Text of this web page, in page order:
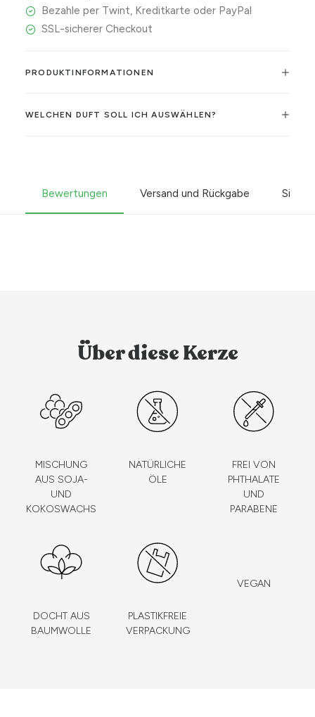
Bezahle per Twint, Kreditkarte oder PayPal
SSL-sicherer Checkout
PRODUKTINFORMATIONEN
WELCHEN DUFT SOLL ICH AUSWÄHLEN?
Bewertungen Versand und Rückgabe
Über diese Kerze
MISCHUNG
AUS SOJA-
UND
KOKOSWACHS
NATÜRLICHE
ÖLE
FREI VON
PHTHALATE
UND
PARABENE
DOCHT AUS
BAUMWOLLE
PLASTIKFREIE
VERPACKUNG
VEGAN